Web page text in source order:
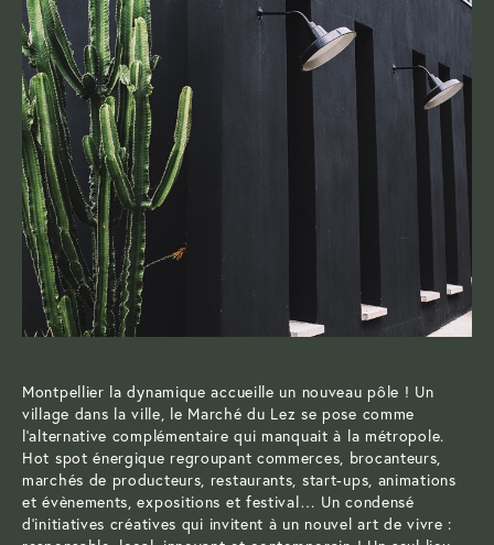
Montpellier la dynamique accueille un nouveau pôle ! Un
village dans la ville, le Marché du Lez se pose comme
l’alternative complémentaire qui manquait à la métropole.
Hot spot énergique regroupant commerces, brocanteurs,
marchés de producteurs, restaurants, start-ups, animations
et évènements, expositions et festival… Un condensé
d’initiatives créatives qui invitent à un nouvel art de vivre :